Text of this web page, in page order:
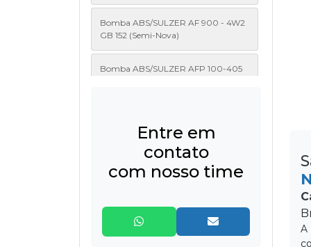
A
Bomba ABS/SULZER AF 900 - 4W2
GB 152 (Semi-Nova)
Bomba ABS/SULZER AFP 100-405
(Semi-Nova)
Bomba ABS/SULZER AFP 102-430
(Semi-Nova)
Bomba ABS/SULZER JUMBO 202
(ND) (Semi-Nova)
Entre em
contato
com nosso time